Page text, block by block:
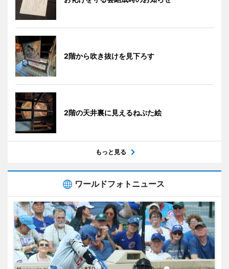
2階から吹き抜けを見下ろす
2階の天井裏に見えるねぷた絵
もっと見る
ワールドフォトニュース